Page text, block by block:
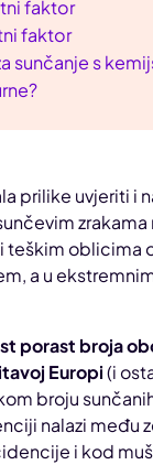
faktor
faktor
sunčanje s
prilike uvjeriti i
teškim oblicima
a u
porast broja
Europi(i
broju
nalazi među
i kod